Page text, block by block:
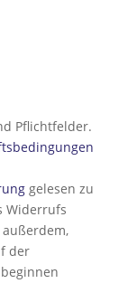
Pflichtfelder.
gelesen zu
Widerrufs
der